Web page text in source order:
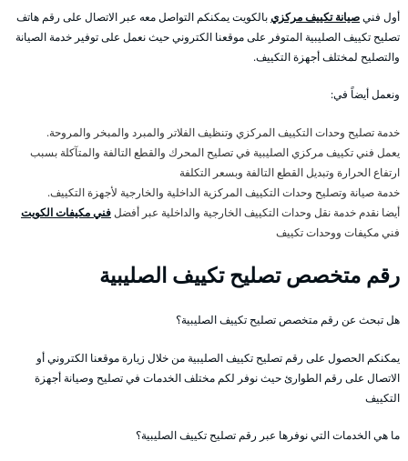
أول فنيصيانة تكييف مركزيبالكويت يمكنكم التواصل معه عبر الاتصال على رقم هاتف
تصليح تكييف الصليبية المتوفر على موقعنا الكتروني حيث نعمل على توفير خدمة الصيانة
والتصليح لمختلف أجهزة التكييف.
ونعمل أيضاً في:
خدمة تصليح وحدات التكييف المركزي وتنظيف الفلاتر والمبرد والمبخر والمروحة.
يعمل فني تكييف مركزي الصليبية في تصليح المحرك والقطع التالفة والمتآكلة بسبب
ارتفاع الحرارة وتبديل القطع التالفة وبسعر التكلفة
خدمة صيانة وتصليح وحدات التكييف المركزية الداخلية والخارجية لأجهزة التكييف.
أيضا نقدم خدمة نقل وحدات التكييف الخارجية والداخلية عبر أفضلفني مكيفات الكويت
فني مكيفات ووحدات تكييف
رقم متخصص تصليح تكييف الصليبية
هل تبحث عن رقم متخصص تصليح تكييف الصليبية؟
يمكنكم الحصول على رقم تصليح تكييف الصليبية من خلال زيارة موقعنا الكتروني أو
الاتصال على رقم الطوارئ حيث نوفر لكم مختلف الخدمات في تصليح وصيانة أجهزة
التكييف
ما هي الخدمات التي نوفرها عبر رقم تصليح تكييف الصليبية؟